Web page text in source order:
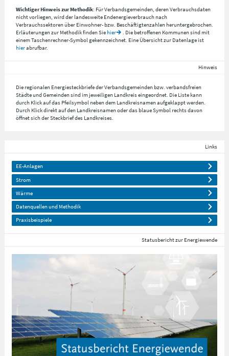
Wichtiger Hinweis zur Methodik: Für Verbandsgemeinden, deren Verbrauchsdaten
nicht vorliegen, wird der landesweite Endenergieverbrauch nach
Verbrauchssektoren über Einwohner- bzw. Beschäftigtenzahlen heruntergebrochen.
Erläuterungen zur Methodik finden Siehier
. Die betroffenen Kommunen sind mit
einem Taschenrechner-Symbol gekennzeichnet. Eine Übersicht zur Datenlage ist
hierabrufbar.
Hinweis
Die regionalen Energiesteckbriefe der Verbandsgemeinden bzw. verbandsfreien
Städte und Gemeinden sind im jeweiligen Landkreis eingeordnet. Die Liste kann
durch Klick auf das Pfeilsymbol neben dem Landkreisnamen aufgeklappt werden.
Durch Klick direkt auf den Landkreisnamen oder das blaue Symbol rechts davon
öffnet sich der Steckbrief des Landkreises.
Links
EE-Anlagen
Strom
Wärme
Datenquellen und Methodik
Praxisbeispiele
Statusbericht zur Energiewende